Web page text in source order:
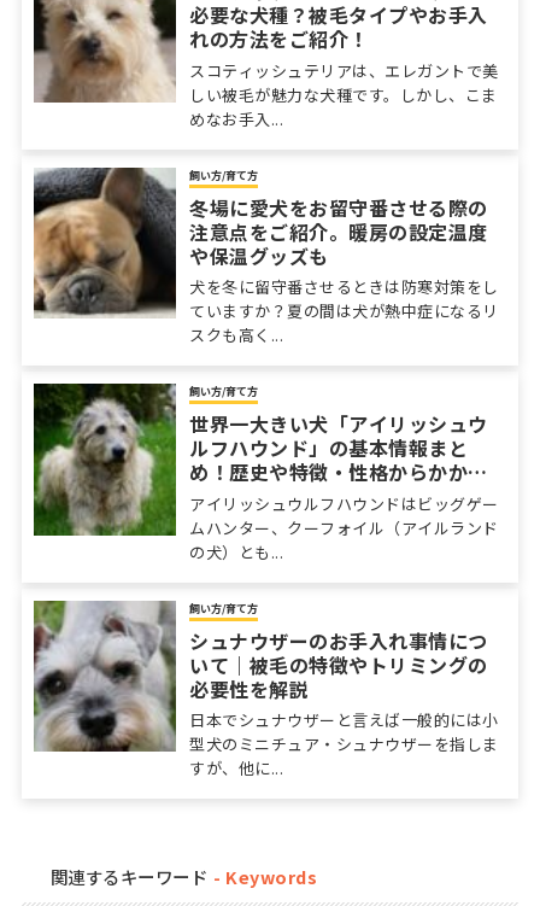
必要な犬種？被毛タイプやお手入
れの方法をご紹介！
スコティッシュテリアは、エレガントで美
しい被毛が魅力な犬種です。しかし、こま
めなお手入...
飼い方/育て方
冬場に愛犬をお留守番させる際の
注意点をご紹介。暖房の設定温度
や保温グッズも
犬を冬に留守番させるときは防寒対策をし
ていますか？夏の間は犬が熱中症になるリ
スクも高く...
飼い方/育て方
世界一大きい犬「アイリッシュウ
ルフハウンド」の基本情報まと
め！歴史や特徴・性格からかかり
やすい病気まで
アイリッシュウルフハウンドはビッグゲー
ムハンター、クーフォイル（アイルランド
の犬）とも...
飼い方/育て方
シュナウザーのお手入れ事情につ
いて｜被毛の特徴やトリミングの
必要性を解説
日本でシュナウザーと言えば一般的には小
型犬のミニチュア・シュナウザーを指しま
すが、他に...
関連するキーワード